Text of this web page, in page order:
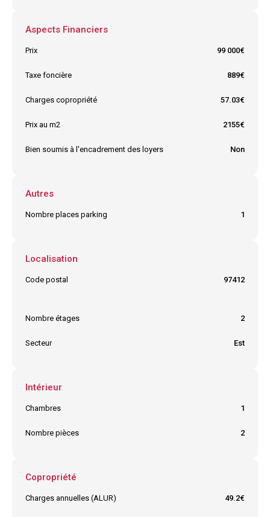
Aspects Financiers
Prix 99 000€
Taxe foncière 889€
Charges copropriété 57.03€
Prix au m2 2155€
Bien soumis à l'encadrement des loyers Non
Autres
Nombre places parking 1
Localisation
Code postal 97412
Nombre étages
2
Secteur Est
Intérieur
Chambres 1
Nombre pièces 2
Copropriété
Charges annuelles (ALUR) 49.2€